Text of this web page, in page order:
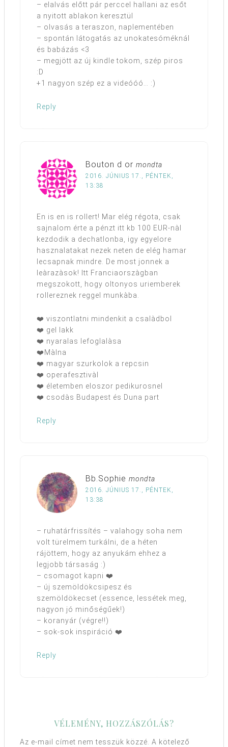
– elalvás előtt pár perccel hallani az esőt
a nyitott ablakon keresztül
– olvasás a teraszon, naplementében
– spontán látogatás az unokatesóméknál
és babázás <3
– megjött az új kindle tokom, szép piros
:D
+1 nagyon szép ez a videóóó… :)
Reply
Bouton d or mondta
2016. JÚNIUS 17., PÉNTEK,
13:38
En is en is rollert! Mar elég régota, csak
sajnalom érte a pénzt itt kb 100 EUR-nàl
kezdodik a dechatlonba, igy egyelore
hasznalatakat nezek neten de elég hamar
lecsapnak mindre. De most jonnek a
leàrazàsok! Itt Franciaorszàgban
megszokott, hogy oltonyos uriemberek
rollereznek reggel munkàba.
❤️ viszontlatni mindenkit a csalàdbol
❤️ gel lakk
❤️ nyaralas lefoglalàsa
❤️Màlna
❤️ magyar szurkolok a repcsin
❤️ operafesztivàl
❤️ életemben eloszor pedikurosnel
❤️ csodàs Budapest és Duna part
Reply
Bb.Sophie mondta
2016. JÚNIUS 17., PÉNTEK,
13:38
– ruhatárfrissítés – valahogy soha nem
volt türelmem turkálni, de a héten
rájöttem, hogy az anyukám ehhez a
legjobb társaság :)
– csomagot kapni ❤️
– új szemöldökcsipesz és
szemöldökecset (essence, lessétek meg,
nagyon jó minőségűek!)
– koranyár (végre!!)
– sok-sok inspiráció ❤️
Reply
VÉLEMÉNY, HOZZÁSZÓLÁS?
Az e-mail címet nem tesszük közzé. A kötelező